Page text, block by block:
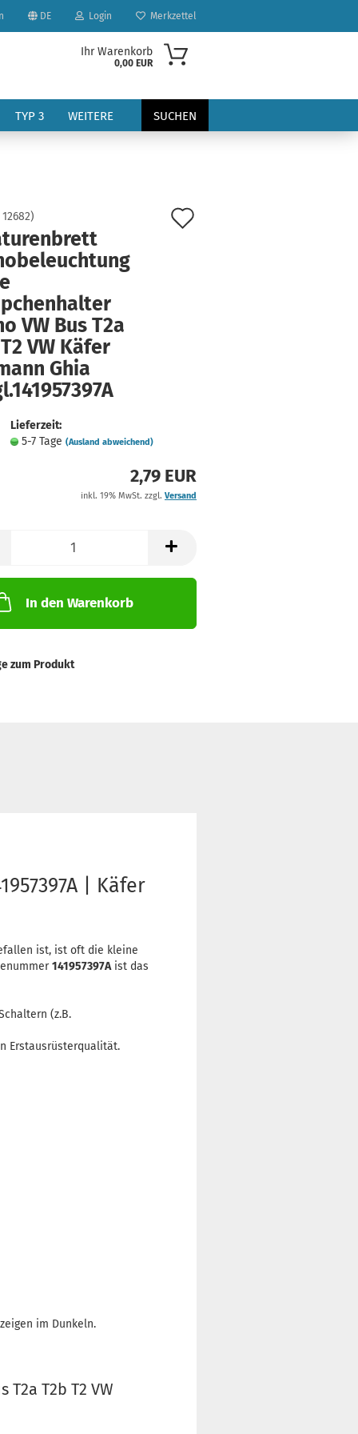
DE Login Merkzettel
Ihr Warenkorb
0,00 EUR
TYP 3 SUCHEN
WEITERE
12682)
VW Bus T2a
VW Käfer
Ghia
Lieferzeit:
5-7 Tage (Ausland abweichend)
2,79 EUR
inkl. 19% MwSt. zzgl. Versand
In den Warenkorb
zum Produkt
| Käfer
ist, ist oft die kleine
141957397Aist das
(z.B.
Erstausrüsterqualität.
im Dunkeln.
T2b T2 VW